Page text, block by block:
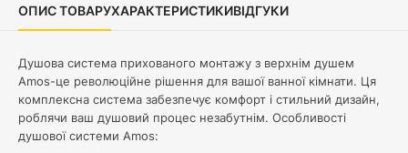
ОПИС ТОВАРУХАРАКТЕРИСТИКИВІДГУКИ
Душова система прихованого монтажу з верхнім душем
Amos-це революційне рішення для вашої ванної кімнати. Ця
комплексна система забезпечує комфорт і стильний дизайн,
роблячи ваш душовий процес незабутнім. Особливості
душової системи Amos: